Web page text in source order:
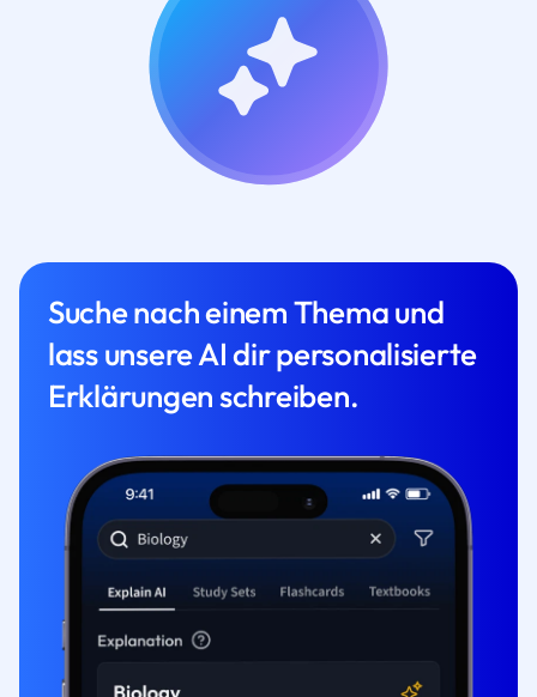
Suche nach einem Thema und
lass unsere AI dir personalisierte
Erklärungen schreiben.